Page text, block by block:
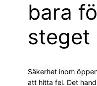
bara
steget
Säkerhet inom
att hitta fel. Det